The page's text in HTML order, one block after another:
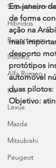
Híbridos
Reportagem
Insólito
Alfa Romeo
Kia
Lexus
Mazda
Mitsubishi
Peugeot
Em janeiro
de forma
ação na
mais
desporto
protótipos
automóvel
duas pilotos:
Objetivo: